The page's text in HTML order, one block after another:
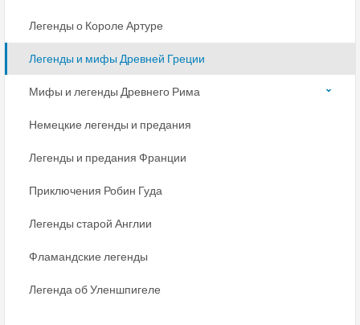
Легенды о Короле Артуре
Легенды и мифы Древней Греции
Мифы и легенды Древнего Рима
Немецкие легенды и предания
Легенды и предания Франции
Приключения Робин Гуда
Легенды старой Англии
Фламандские легенды
Легенда об Уленшпигеле